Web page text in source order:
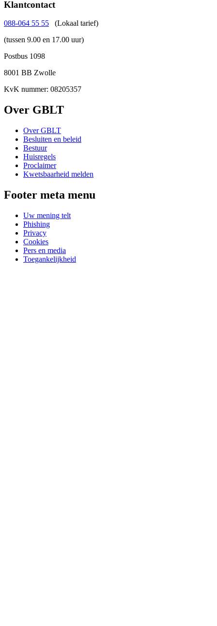
Klantcontact
088-064 55 55
(Lokaal tarief)
(tussen 9.00 en 17.00 uur)
Postbus 1098
8001 BB Zwolle
KvK nummer: 08205357
Over GBLT
Over GBLT
Besluiten en beleid
Bestuur
Huisregels
Proclaimer
Kwetsbaarheid melden
Footer meta menu
Uw mening telt
Phishing
Privacy
Cookies
Pers en media
Toegankelijkheid